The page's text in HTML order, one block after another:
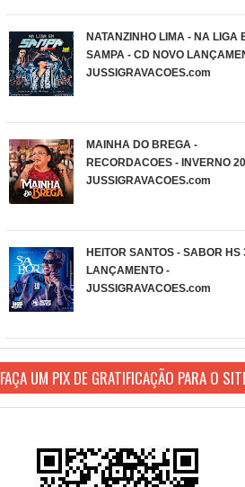
NATANZINHO LIMA - NA LIGA
SAMPA - CD NOVO
JUSSIGRAVACOES.com
MAINHA DO BREGA -
RECORDACOES - INVERNO
JUSSIGRAVACOES.com
HEITOR SANTOS - SABOR HS
LANÇAMENTO -
JUSSIGRAVACOES.com
FAÇA UM PIX DE GRATIFICAÇÃO PARA O